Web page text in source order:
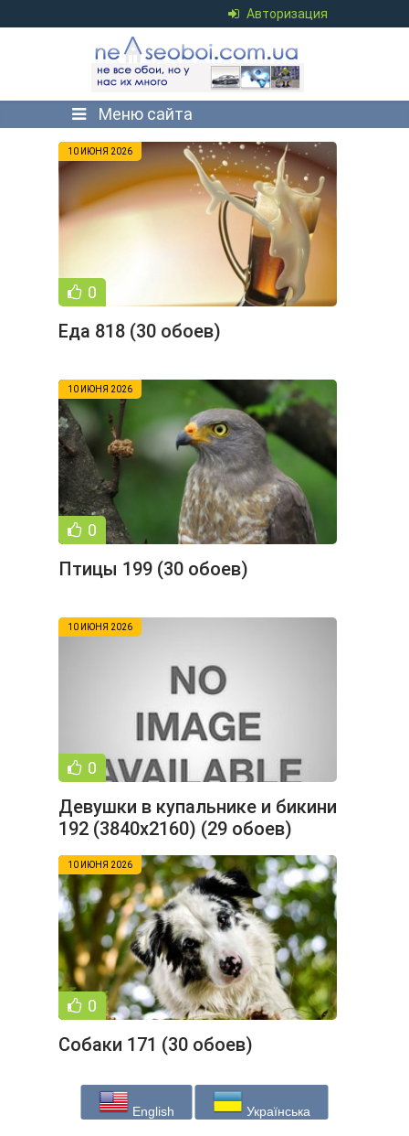
Авторизация
Меню сайта
10 ИЮНЯ 2026
0
Еда 818 (30 обоев)
10 ИЮНЯ 2026
0
Птицы 199 (30 обоев)
10 ИЮНЯ 2026
0
Девушки в купальнике и бикини
192 (3840x2160) (29 обоев)
10 ИЮНЯ 2026
0
Собаки 171 (30 обоев)
English Українська